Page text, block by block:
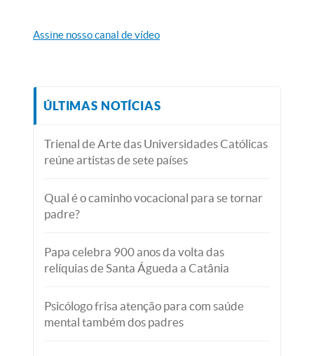
Assine nosso canal de vídeo
ÚLTIMAS NOTÍCIAS
Trienal de Arte das Universidades Católicas
reúne artistas de sete países
Qual é o caminho vocacional para se tornar
padre?
Papa celebra 900 anos da volta das
relíquias de Santa Águeda a Catânia
Psicólogo frisa atenção para com saúde
mental também dos padres